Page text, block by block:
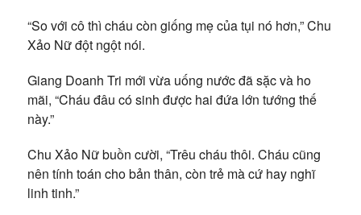
“So với cô thì cháu còn giống mẹ của tụi nó hơn,” Chu
Xảo Nữ đột ngột nói.
Giang Doanh Tri mới vừa uống nước đã sặc và ho
mãi, “Cháu đâu có sinh được hai đứa lớn tướng thế
này.”
Chu Xảo Nữ buồn cười, “Trêu cháu thôi. Cháu cũng
nên tính toán cho bản thân, còn trẻ mà cứ hay nghĩ
linh tinh.”